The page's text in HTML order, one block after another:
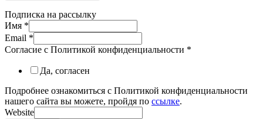
Подписка на рассылку
Имя *
Email *
Согласие с Политикой конфиденциальности *
Да, согласен
Подробнее ознакомиться с Политикой конфиденциальности
нашего сайта вы можете, пройдя по ссылке.
Website